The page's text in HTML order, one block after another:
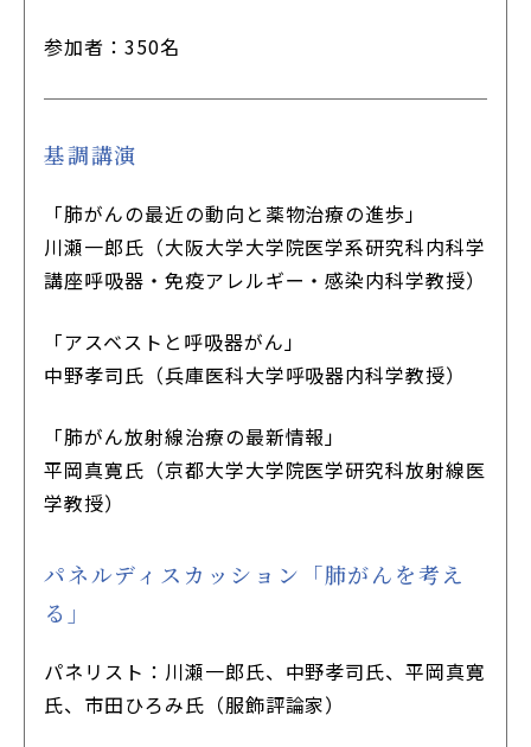
参加者：350名
基調講演
「肺がんの最近の動向と薬物治療の進歩」
川瀬一郎氏（大阪大学大学院医学系研究科内科学
講座呼吸器・免疫アレルギー・感染内科学教授）
「アスベストと呼吸器がん」
中野孝司氏（兵庫医科大学呼吸器内科学教授）
「肺がん放射線治療の最新情報」
平岡真寛氏（京都大学大学院医学研究科放射線医
学教授）
パネルディスカッション「肺がんを考え
る」
パネリスト：川瀬一郎氏、中野孝司氏、平岡真寛
氏、市田ひろみ氏（服飾評論家）